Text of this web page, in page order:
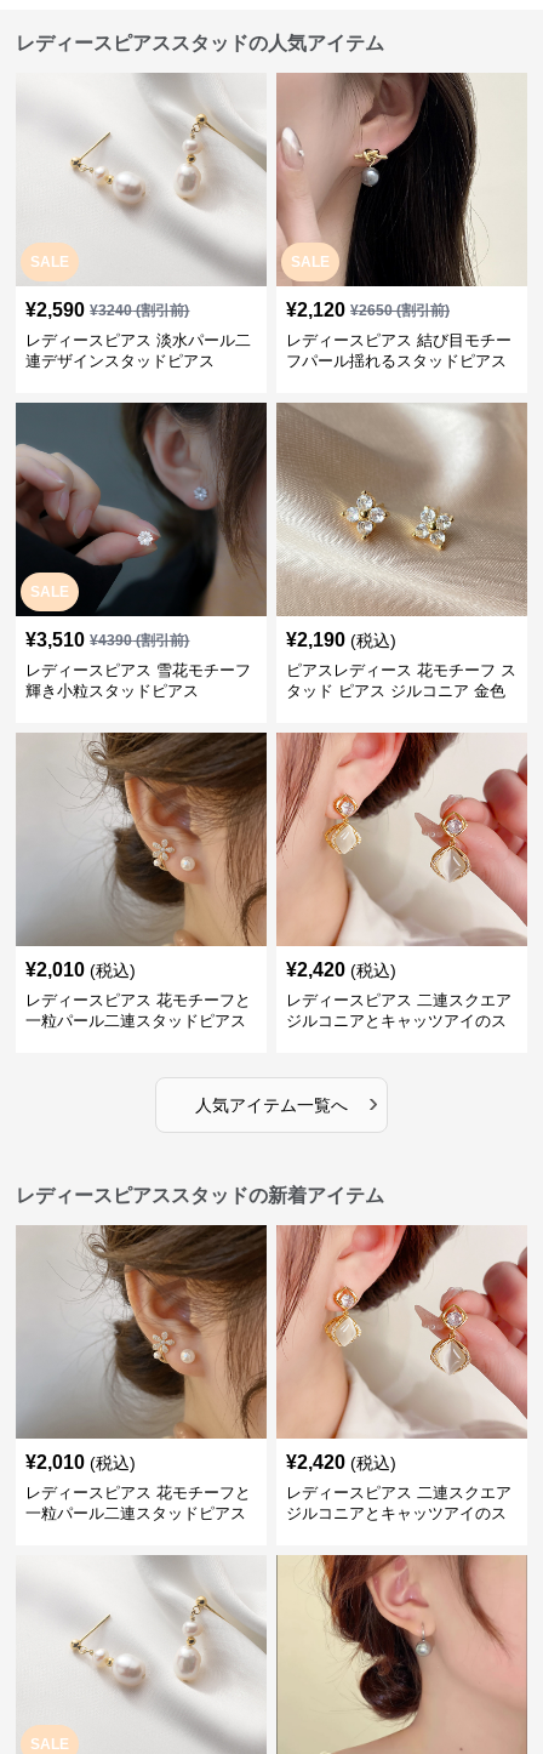
レディースピアススタッドの人気アイテム
SALE
¥2,590 ¥3240(割引前)
レディースピアス 淡水パール二
連デザインスタッドピアス
SALE
¥2,120 ¥2650(割引前)
レディースピアス 結び目モチー
フパール揺れるスタッドピアス
SALE
¥3,510 ¥4390(割引前)
レディースピアス 雪花モチーフ
輝き小粒スタッドピアス
¥2,190 (税込)
ピアスレディース 花モチーフ ス
タッド ピアス ジルコニア 金色
¥2,010 (税込)
レディースピアス 花モチーフと
一粒パール二連スタッドピアス
¥2,420 (税込)
レディースピアス 二連スクエア
ジルコニアとキャッツアイのス
人気アイテム一覧へ ›
レディースピアススタッドの新着アイテム
¥2,010 (税込)
レディースピアス 花モチーフと
一粒パール二連スタッドピアス
¥2,420 (税込)
レディースピアス 二連スクエア
ジルコニアとキャッツアイのス
SALE